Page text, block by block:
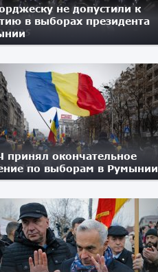
не допустили к
в выборах президента
принял окончательное
по выборам в Румынии